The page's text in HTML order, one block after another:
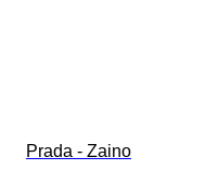
Prada - Zaino